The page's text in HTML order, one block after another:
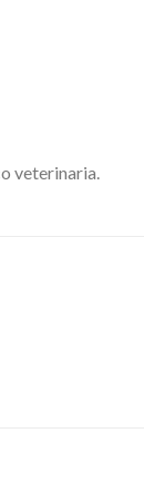
veterinaria.